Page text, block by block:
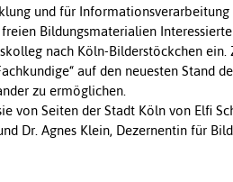
und für
Bildungsmaterialien
nach Köln-Bilderstöckchen
auf den neuesten Stand
zu ermöglichen.
von Seiten der Stadt Köln von Elfi
Dr. Agnes Klein, Dezernentin für